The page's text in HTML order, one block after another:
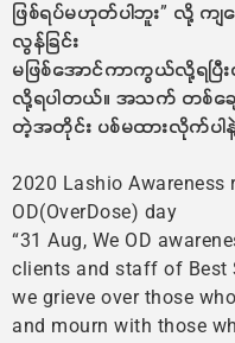
ဖြစ်ရပ်မဟုတ်ပါဘူး” လို့ ကျန
လွန်ခြင်း
မဖြစ်အောင်ကာကွယ်လို့ရ
လို့ရပါတယ်။ အသက် တစ်ချ
တဲ့အတိုင်း ပစ်မထားလိုက်ပါနဲ့
2020 Lashio Awareness
OD(OverDose) day
“31 Aug, We OD
clients and staff of Best
we grieve over those
and mourn with those